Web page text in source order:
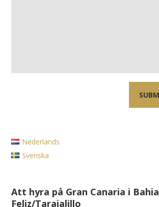
Nederlands
Svenska
Att hyra på Gran Canaria i Bahia
Feliz/Tarajalillo